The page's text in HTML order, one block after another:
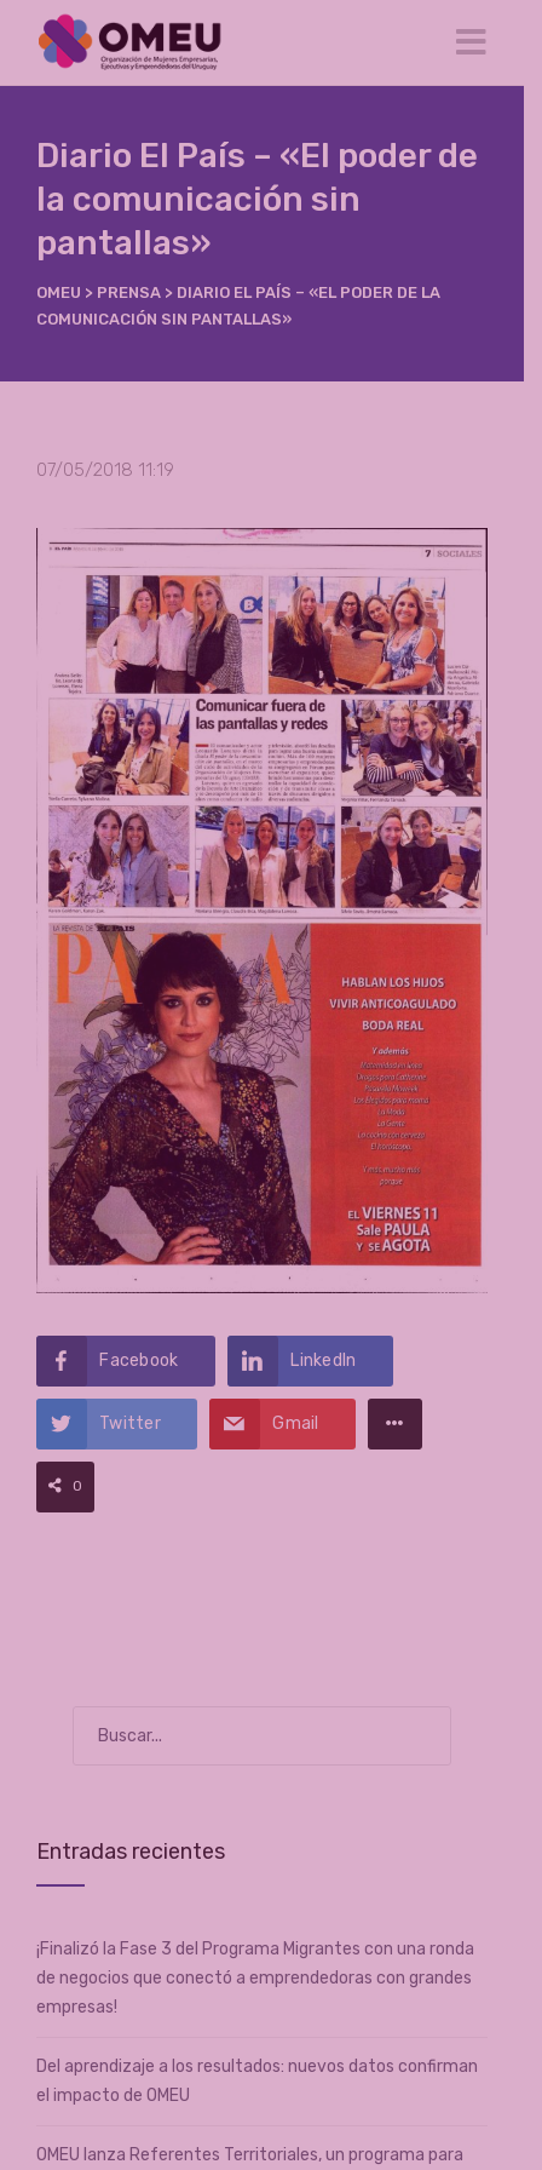
Diario El País – «El poder de
la comunicación sin
pantallas»
OMEU > PRENSA > DIARIO EL PAÍS – «EL PODER DE LA
COMUNICACIÓN SIN PANTALLAS»
07/05/2018 11:19
Facebook LinkedIn
Twitter Gmail
0
Entradas recientes
¡Finalizó la Fase 3 del Programa Migrantes con una ronda
de negocios que conectó a emprendedoras con grandes
empresas!
Del aprendizaje a los resultados: nuevos datos confirman
el impacto de OMEU
OMEU lanza Referentes Territoriales, un programa para